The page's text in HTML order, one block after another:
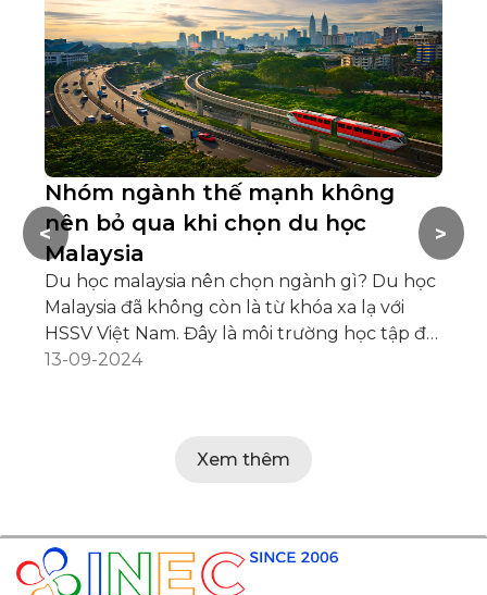
Nhóm ngành thế mạnh không
nên bỏ qua khi chọn du học
Malaysia
Du học malaysia nên chọn ngành gì? Du học
Malaysia đã không còn là từ khóa xa lạ với
HSSV Việt Nam. Đây là môi trường học tập đa
văn hóa của sinh viên hơn 100 quốc tịch khác
Ngoài lựa chọn hoàn tất toàn bộ khóa học tại
hơn với thủ tục dễ [...]
13-09-2024
Xem thêm
>
<